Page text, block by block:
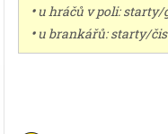
•u hráčů v poli: starty/
•u brankářů: starty/